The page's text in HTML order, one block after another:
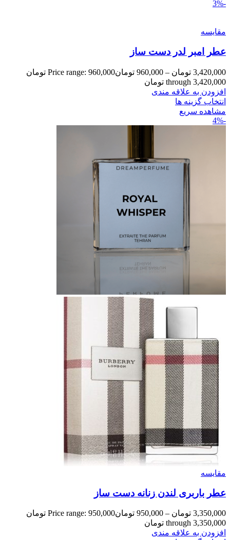
-3%
مقایسه
عطر امبر لدر دست ساز
3,420,000 تومان –
960,000 تومان
Price range: 960,000 تومان
through 3,420,000 تومان
افزودن به علاقه مندی
انتخاب گزینه ها
مشاهده سریع
-4%
مقایسه
عطر باربری لندن زنانه دست ساز
3,350,000 تومان –
950,000 تومان
Price range: 950,000 تومان
through 3,350,000 تومان
افزودن به علاقه مندی